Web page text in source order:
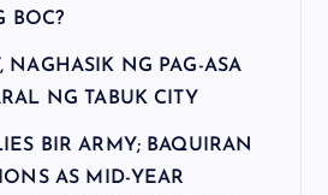
BOC?
NAGHASIK NG PAG-ASA
NG TABUK CITY
BIR ARMY; BAQUIRAN
AS MID-YEAR